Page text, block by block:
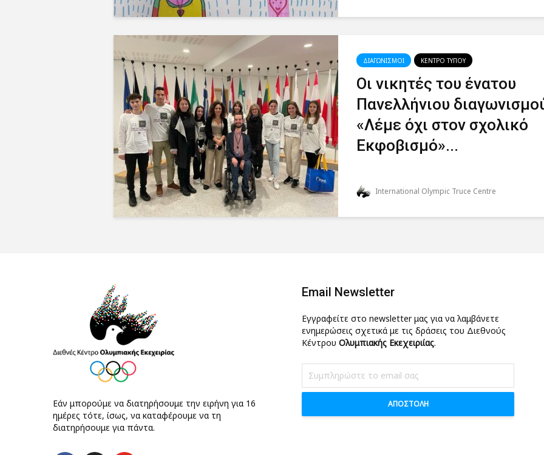
ΔΙΑΓΩΝΙΣΜΟΙ ΚΕΝΤΡΟ ΤΥΠΟΥ
Οι νικητές του ένατου
Πανελλήνιου
«Λέμε όχι στον σχολικό
Εκφοβισμό»...
International Olympic Truce Centre
Εάν μπορούμε να διατηρήσουμε την ειρήνη για 16
ημέρες τότε, ίσως, να καταφέρουμε να τη
διατηρήσουμε για πάντα.
Email Newsletter
Εγγραφείτε στο newsletter μας για να λαμβάνετε
ενημερώσεις σχετικά με τις δράσεις του Διεθνούς
Κέντρου Ολυμπιακής Εκεχειριίας.